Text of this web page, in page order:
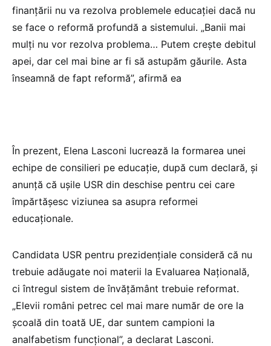
finanțării nu va rezolva problemele educației dacă nu
se face o reformă profundă a sistemului. „Banii mai
mulți nu vor rezolva problema… Putem crește debitul
apei, dar cel mai bine ar fi să astupăm găurile. Asta
înseamnă de fapt reformă”, afirmă ea
În prezent, Elena Lasconi lucrează la formarea unei
echipe de consilieri pe educație, după cum declară, și
anunță că ușile USR din deschise pentru cei care
împărtășesc viziunea sa asupra reformei
educaționale.
Candidata USR pentru prezidențiale consideră că nu
trebuie adăugate noi materii la Evaluarea Națională,
ci întregul sistem de învățământ trebuie reformat.
„Elevii români petrec cel mai mare număr de ore la
școală din toată UE, dar suntem campioni la
analfabetism funcțional”, a declarat Lasconi.